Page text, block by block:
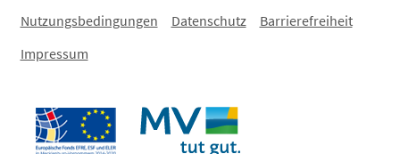
Nutzungsbedingungen Datenschutz
Barrierefreiheit
Impressum